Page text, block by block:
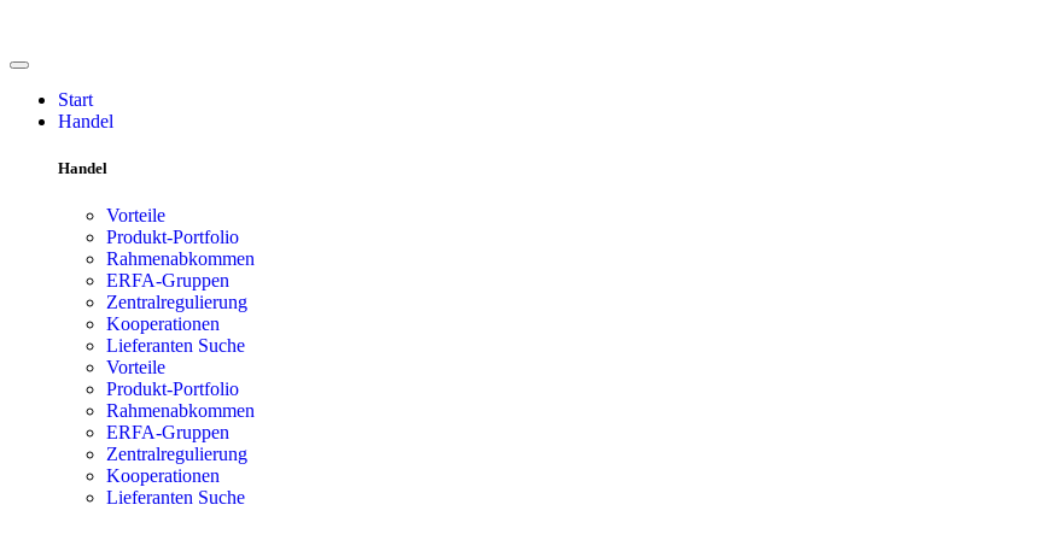
Start
Handel
Handel
Vorteile
Produkt-Portfolio
Rahmenabkommen
ERFA-Gruppen
Zentralregulierung
Kooperationen
Lieferanten Suche
Vorteile
Produkt-Portfolio
Rahmenabkommen
ERFA-Gruppen
Zentralregulierung
Kooperationen
Lieferanten Suche